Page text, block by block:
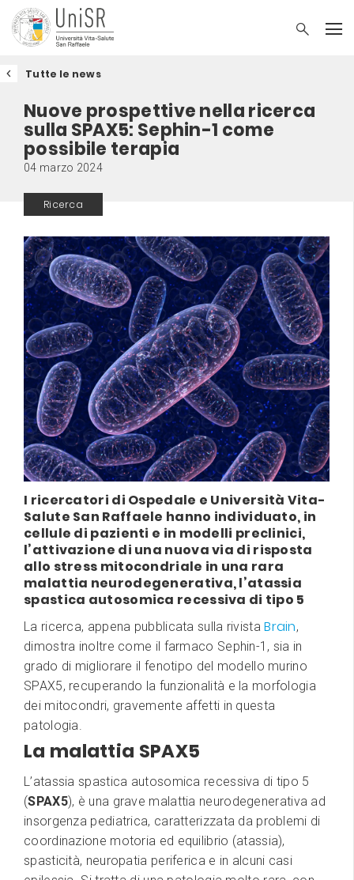
Tutte le news
Nuove prospettive nella ricerca
sulla SPAX5: Sephin-1 come
possibile terapia
04 marzo 2024
Ricerca
I ricercatori di Ospedale e Università Vita-
Salute San Raffaele hanno individuato, in
cellule di pazienti e in modelli preclinici,
l’attivazione di una nuova via di risposta
allo stress mitocondriale in una rara
malattia neurodegenerativa, l’atassia
spastica autosomica recessiva di tipo 5
La ricerca, appena pubblicata sulla rivistaBrain,
dimostra inoltre come il farmaco Sephin-1, sia in
grado di migliorare il fenotipo del modello murino
SPAX5, recuperando la funzionalità e la morfologia
dei mitocondri, gravemente affetti in questa
patologia.
La malattia SPAX5
L’atassia spastica autosomica recessiva di tipo 5
(SPAX5), è una grave malattia neurodegenerativa ad
insorgenza pediatrica, caratterizzata da problemi di
coordinazione motoria ed equilibrio (atassia),
spasticità, neuropatia periferica e in alcuni casi